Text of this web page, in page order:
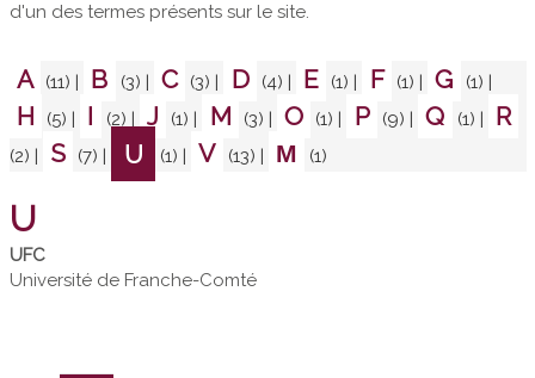
d'un des termes présents sur le site.
A (11) | B (3) | C (3) | D (4) | E (1) | F (1) | G (1) |
H (5) | I (2) | J (1) | M (3) | O (1) | P (9) | Q (1) | R
(2) | S (7) | U (1) | V (13) | Μ (1)
U
UFC
Université de Franche-Comté